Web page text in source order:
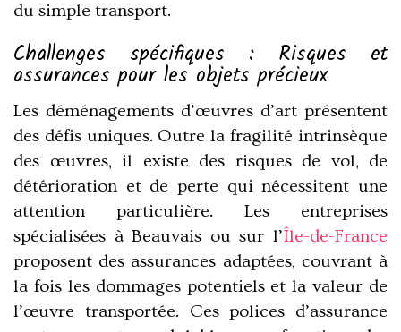
du simple transport.
Challenges spécifiques : Risques et
assurances pour les objets précieux
Les déménagements d’œuvres d’art présentent
des défis uniques. Outre la fragilité intrinsèque
des œuvres, il existe des risques de vol, de
détérioration et de perte qui nécessitent une
attention particulière. Les entreprises
spécialisées à Beauvais ou sur l’Île-de-France
proposent des assurances adaptées, couvrant à
la fois les dommages potentiels et la valeur de
l’œuvre transportée. Ces polices d’assurance